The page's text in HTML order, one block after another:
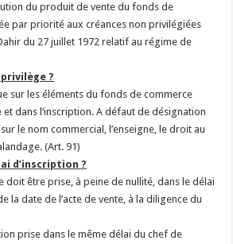
du produit de vente du fonds de
par priorité aux créances non privilégiées
du 27 juillet 1972 relatif au régime de
?
sur les éléments du fonds de commerce
et dans l’inscription. A défaut de désignation
le nom commercial, l’enseigne, le droit au
(Art. 91)
d’inscription ?
doit être prise, à peine de nullité, dans le délai
la date de l’acte de vente, à la diligence du
prise dans le même délai du chef de